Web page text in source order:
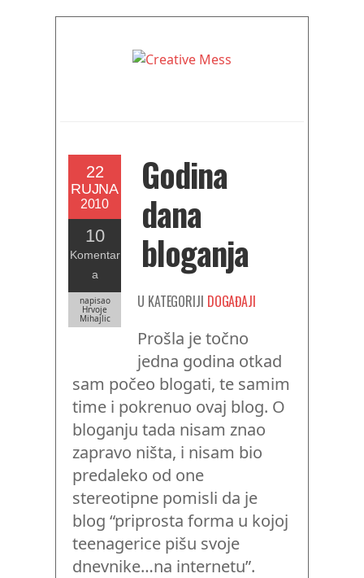
22
RUJNA
2010
10
Komentar
a
napisao
Hrvoje
Mihajlic
Godina
dana
bloganja
U KATEGORIJI DOGAĐAJI
Prošla je točno
jedna godina otkad
sam počeo blogati, te samim
time i pokrenuo ovaj blog. O
bloganju tada nisam znao
zapravo ništa, i nisam bio
predaleko od one
stereotipne pomisli da je
blog “priprosta forma u kojoj
teenagerice pišu svoje
dnevnike…na internetu”.